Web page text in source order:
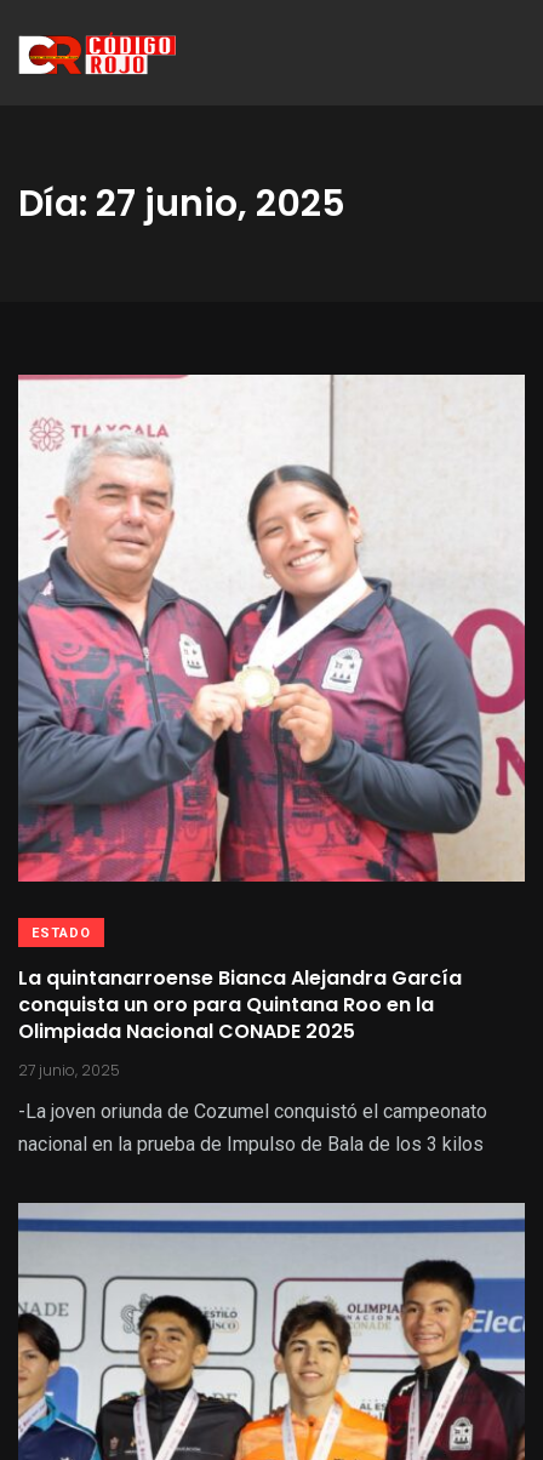
Día: 27 junio, 2025
ESTADO
La quintanarroense Bianca Alejandra García
conquista un oro para Quintana Roo en la
Olimpiada Nacional CONADE 2025
27 junio, 2025
-La joven oriunda de Cozumel conquistó el campeonato
nacional en la prueba de Impulso de Bala de los 3 kilos